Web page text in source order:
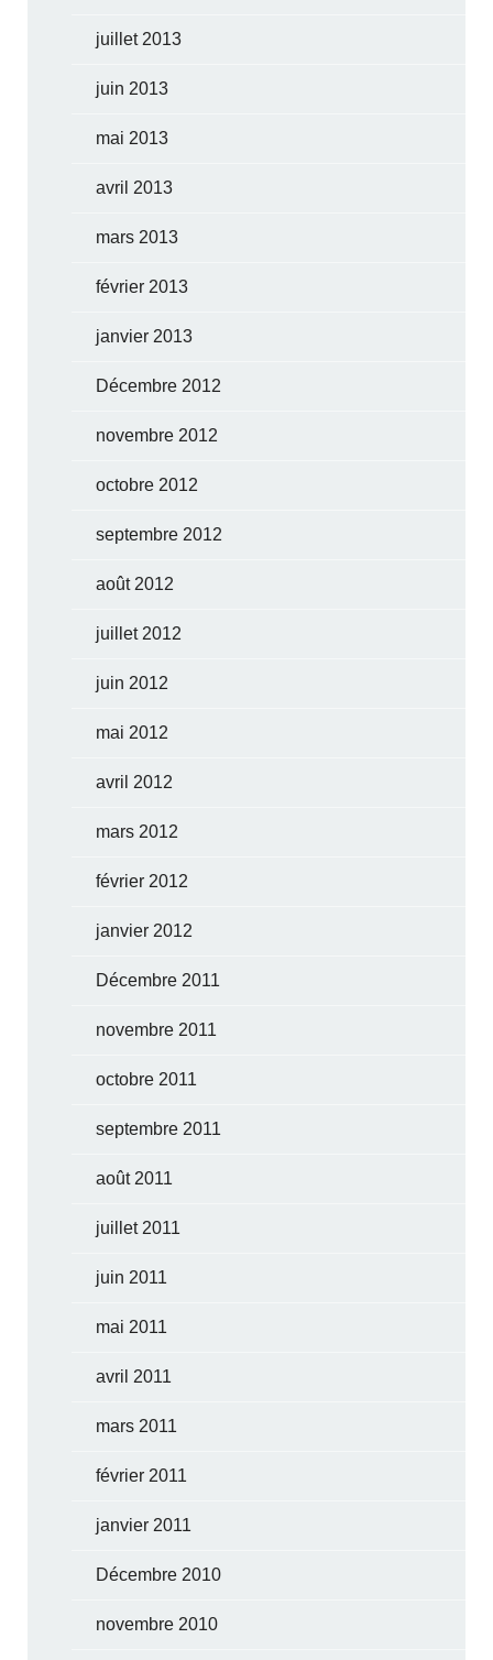
juillet 2013
juin 2013
mai 2013
avril 2013
mars 2013
février 2013
janvier 2013
Décembre 2012
novembre 2012
octobre 2012
septembre 2012
août 2012
juillet 2012
juin 2012
mai 2012
avril 2012
mars 2012
février 2012
janvier 2012
Décembre 2011
novembre 2011
octobre 2011
septembre 2011
août 2011
juillet 2011
juin 2011
mai 2011
avril 2011
mars 2011
février 2011
janvier 2011
Décembre 2010
novembre 2010